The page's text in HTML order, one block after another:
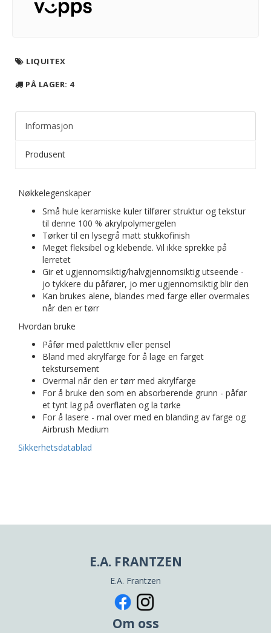
LIQUITEX
PÅ LAGER: 4
Informasjon
Produsent
Nøkkelegenskaper
Små hule keramiske kuler tilfører struktur og tekstur
til denne 100 % akrylpolymergelen
Tørker til en lysegrå matt stukkofinish
Meget fleksibel og klebende. Vil ikke sprekke på
lerretet
Gir et ugjennomsiktig/halvgjennomsiktig utseende -
jo tykkere du påfører, jo mer ugjennomsiktig blir den
Kan brukes alene, blandes med farge eller overmales
når den er tørr
Hvordan bruke
Påfør med palettkniv eller pensel
Bland med akrylfarge for å lage en farget
tekstursement
Overmal når den er tørr med akrylfarge
For å bruke den som en absorberende grunn - påfør
et tynt lag på overflaten og la tørke
For å lasere - mal over med en blanding av farge og
Airbrush Medium
Sikkerhetsdatablad
E.A. FRANTZEN
E.A. Frantzen
Om oss